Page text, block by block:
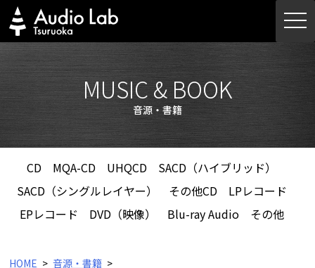
Skip
to
content
MUSIC & BOOK
音源・書籍
CD MQA-CD UHQCD
SACD（ハイブリッド）
SACD（シングルレイヤー）
その他CD
LPレコード
EPレコード
DVD（映像） Blu-ray Audio その他
HOME
音源・書籍